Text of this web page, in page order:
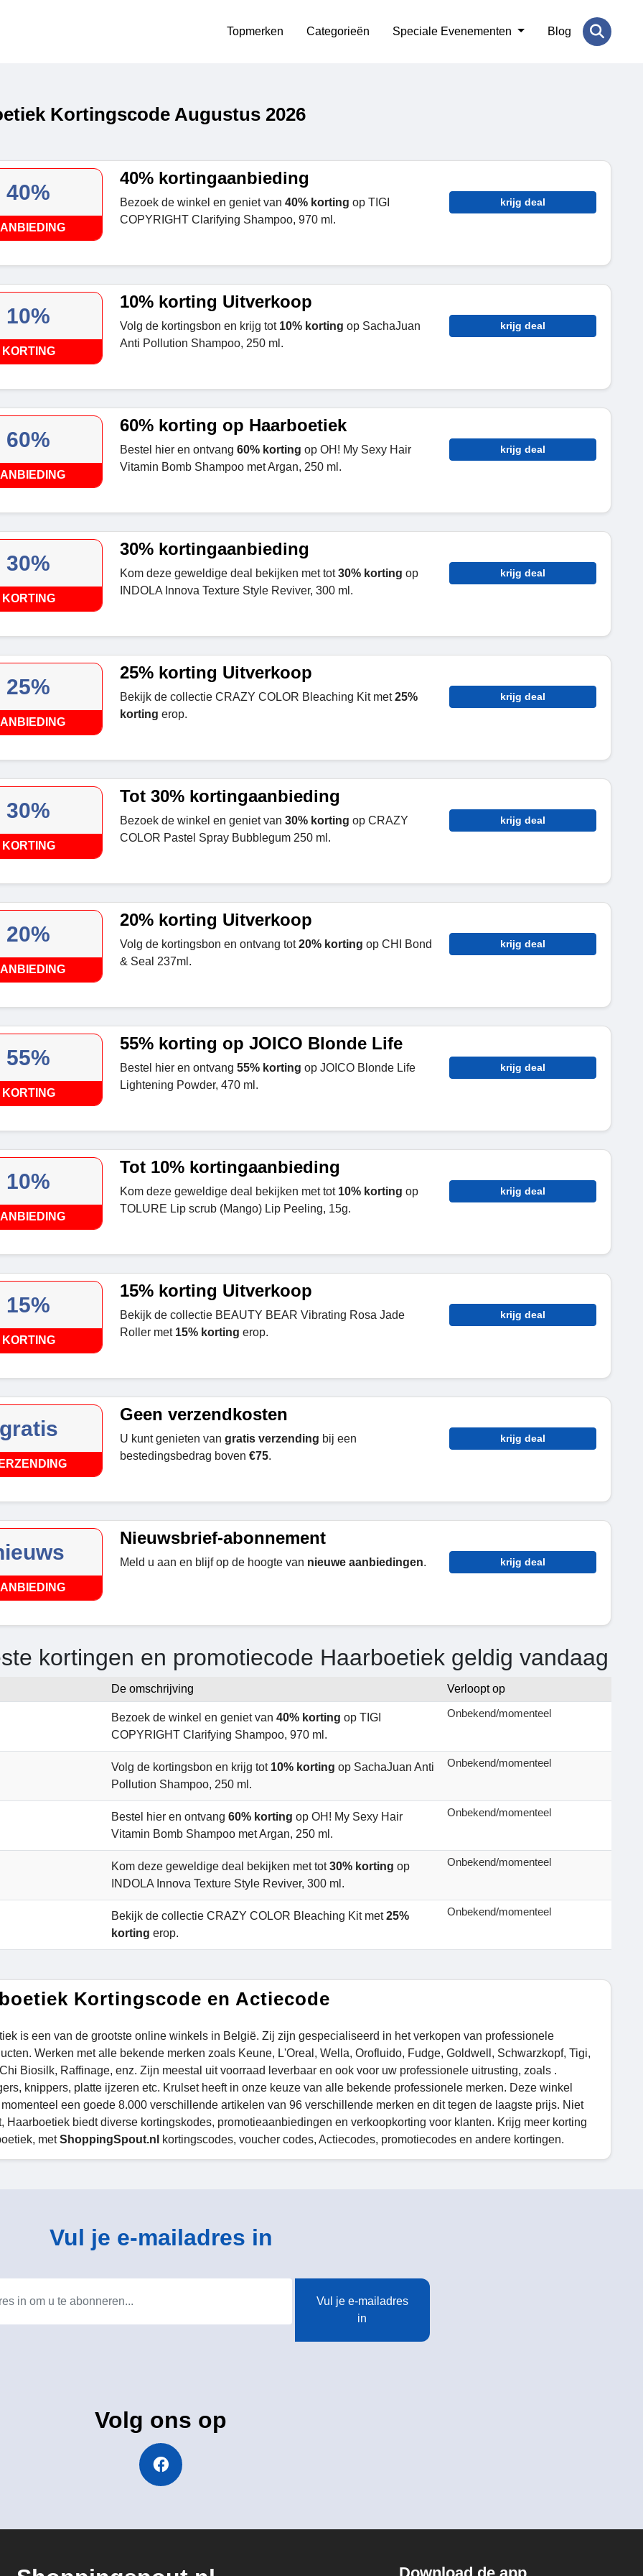
Topmerken Categorieën Speciale Evenementen Blog
Kortingscode Augustus 2026
40%
40% kortingaanbieding
Bezoek de winkel en geniet van 40% korting op TIGI
COPYRIGHT Clarifying Shampoo, 970 ml.
krijg deal
10%
KORTING
10% korting Uitverkoop
Volg de kortingsbon en krijg tot 10% korting op SachaJuan
Anti Pollution Shampoo, 250 ml.
krijg deal
60%
60% korting op Haarboetiek
Bestel hier en ontvang 60% korting op OH! My Sexy Hair
Vitamin Bomb Shampoo met Argan, 250 ml.
krijg deal
30%
KORTING
30% kortingaanbieding
Kom deze geweldige deal bekijken met tot30% korting op
INDOLA Innova Texture Style Reviver, 300 ml.
krijg deal
25%
25% korting Uitverkoop
Bekijk de collectie CRAZY COLOR Bleaching Kit met25%
korting erop.
krijg deal
30%
KORTING
Tot 30% kortingaanbieding
Bezoek de winkel en geniet van 30% korting op CRAZY
COLOR Pastel Spray Bubblegum 250 ml.
krijg deal
20%
20% korting Uitverkoop
Volg de kortingsbon en ontvang tot20% korting op CHI Bond
& Seal 237ml.
krijg deal
55%
KORTING
55% korting op JOICO Blonde Life
Bestel hier en ontvang 55% korting op JOICO Blonde Life
Lightening Powder, 470 ml.
krijg deal
10%
Tot 10% kortingaanbieding
Kom deze geweldige deal bekijken met tot 10% korting op
TOLURE Lip scrub (Mango) Lip Peeling, 15g.
krijg deal
15%
KORTING
15% korting Uitverkoop
Bekijk de collectie BEAUTY BEAR Vibrating Rosa Jade
Roller met 15% korting erop.
krijg deal
Geen verzendkosten
U kunt genieten van gratis verzending bij een
bestedingsbedrag boven €75.
krijg deal
Nieuwsbrief-abonnement
Meld u aan en blijf op de hoogte van nieuwe aanbiedingen. krijg deal
kortingen en promotiecode Haarboetiek geldig vandaag
De omschrijving Verloopt op
Bezoek de winkel en geniet van 40% korting op TIGI
COPYRIGHT Clarifying Shampoo, 970 ml.
Onbekend/momenteel
Volg de kortingsbon en krijg tot 10% korting op SachaJuan Anti
Pollution Shampoo, 250 ml.
Onbekend/momenteel
Bestel hier en ontvang 60% korting op OH! My Sexy Hair
Vitamin Bomb Shampoo met Argan, 250 ml.
Onbekend/momenteel
Kom deze geweldige deal bekijken met tot30% korting op
INDOLA Innova Texture Style Reviver, 300 ml.
Onbekend/momenteel
Bekijk de collectie CRAZY COLOR Bleaching Kit met25%
korting erop.
Onbekend/momenteel
Kortingscode en Actiecode
is een van de grootste online winkels in België. Zij zijn gespecialiseerd in het verkopen van professionele
Werken met alle bekende merken zoals Keune, L'Oreal, Wella, Orofluido, Fudge, Goldwell, Schwarzkopf, Tigi,
Biosilk, Raffinage, enz. Zijn meestal uit voorraad leverbaar en ook voor uw professionele uitrusting, zoals .
knippers, platte ijzeren etc. Krulset heeft in onze keuze van alle bekende professionele merken. Deze winkel
een goede 8.000 verschillende artikelen van 96 verschillende merken en dit tegen de laagste prijs. Niet
Haarboetiek biedt diverse kortingskodes, promotieaanbiedingen en verkoopkorting voor klanten. Krijg meer korting
metShoppingSpout.nl kortingscodes, voucher codes, Actiecodes, promotiecodes en andere kortingen.
Vul je e-mailadres in
Vul je e-mailadres
in
Volg ons op